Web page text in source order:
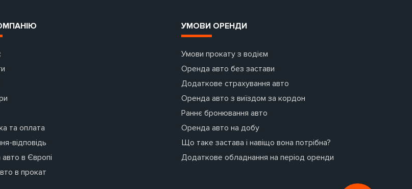
та оплата
відповідь
в Європі
в прокат
УМОВИ ОРЕНДИ
Умови прокату з водієм
Оренда авто без застави
Додаткове страхування авто
Оренда авто з виїздом за кордон
Раннє бронювання авто
Оренда авто на добу
Що таке застава і навіщо вона потрібна?
Додаткове обладнання на період оренди